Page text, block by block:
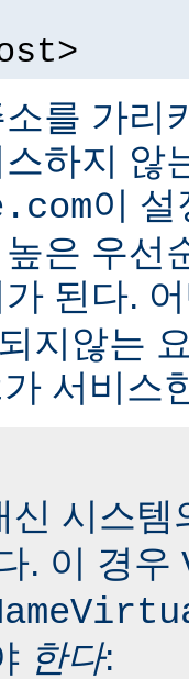
를 가리
하지 않
이
은 우선
된다.
지않는
가 서비스
신 시스템
. 이 경우
한다: